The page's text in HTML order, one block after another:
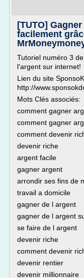
[TUTO]
facilement
Tutoriel numéro 3
l'argent sur internet!
Lien du site
http://
Mots Clés associés:
comment gagner
comment gagner
comment devenir
devenir riche
argent facile
gagner argent
arrondir ses fins de
travail a domicile
gagner de l argent
gagner de l argent
se faire de l argent
devenir riche
comment devenir
devenir rentier
devenir millionnaire